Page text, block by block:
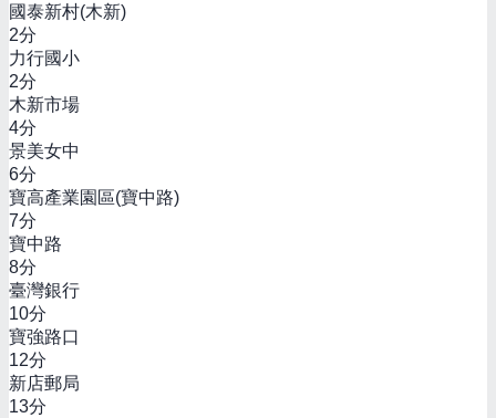
國泰新村(木新)
2分
力行國小
2分
木新市場
4分
景美女中
6分
寶高產業園區(寶中路)
7分
寶中路
8分
臺灣銀行
10分
寶強路口
12分
新店郵局
13分